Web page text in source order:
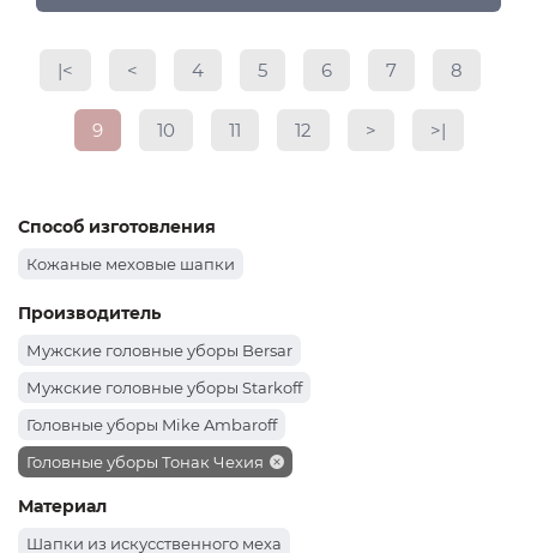
|< < 4 5 6 7 8
9 10 11 12 > >|
Способ изготовления
Кожаные меховые шапки
Производитель
Мужские головные уборы Bersar
Мужские головные уборы Starkoff
Головные уборы Mike Ambaroff
Головные уборы Тонак Чехия
Материал
Шапки из искусственного меха